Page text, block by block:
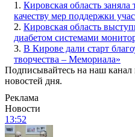
1. Кировская область
качеству мер поддержки
2. Кировская область
диабетом системами
3. В Кирове дали старт
творчества – Мемориала»
Подписывайтесь на наш канал
новостей дня.
Реклама
Новости
13:52